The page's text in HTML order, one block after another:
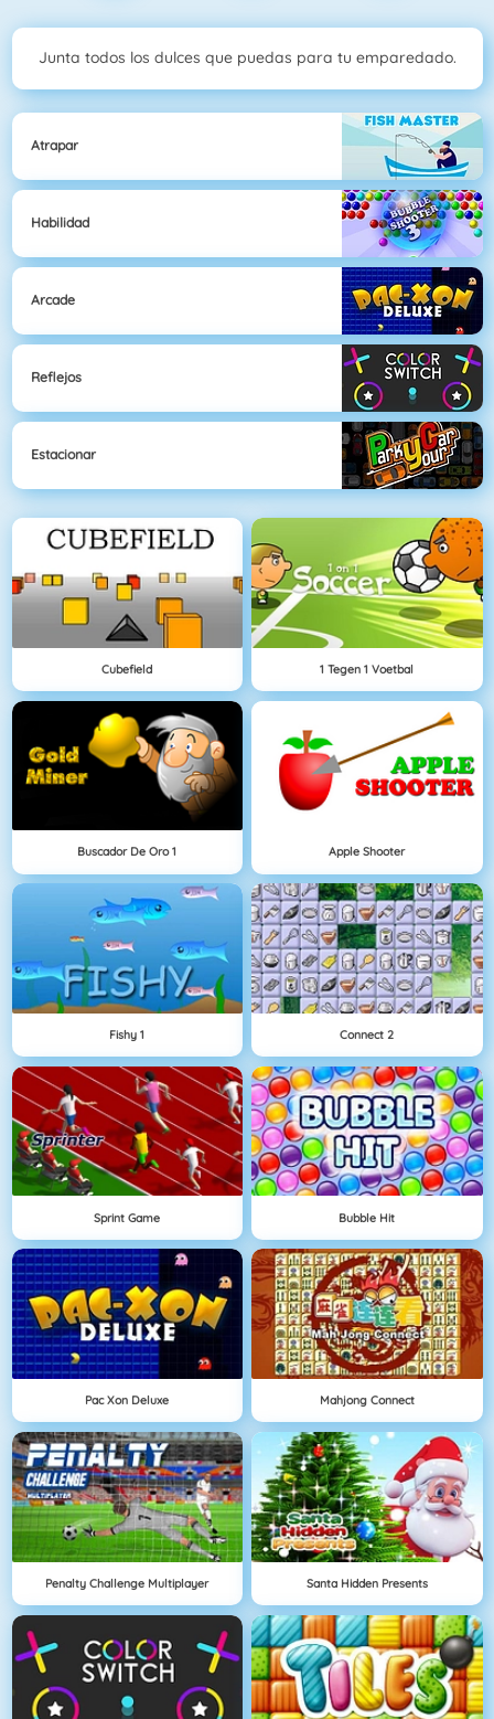
Junta todos los dulces que puedas para tu emparedado.
Atrapar
Habilidad
Arcade
Reflejos
Estacionar
Cubefield 1 Tegen 1 Voetbal
Buscador De Oro 1 Apple Shooter
Fishy 1 Connect 2
Sprint Game Bubble Hit
Pac Xon Deluxe Mahjong Connect
Penalty Challenge Multiplayer Santa Hidden Presents